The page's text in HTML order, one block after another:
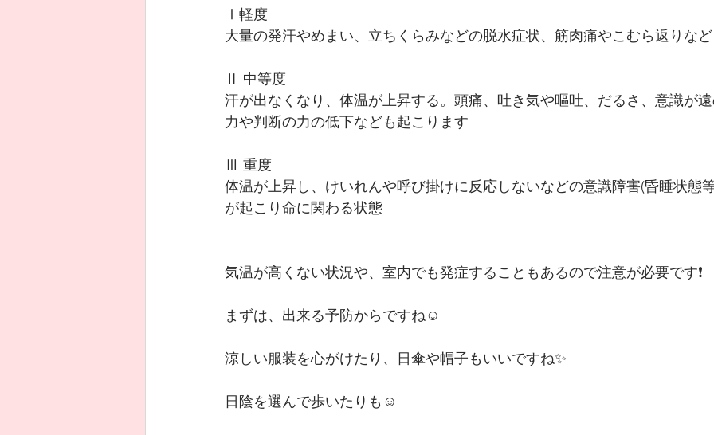
Ⅰ軽度
大量の発汗やめまい、立ちくらみなどの脱水症状、筋肉痛やこむら返りな
Ⅱ 中等度
汗が出なくなり、体温が上昇する。頭痛、吐き気や嘔吐、だるさ、意識が
力や判断の力の低下なども起こります
Ⅲ 重度
体温が上昇し、けいれんや呼び掛けに反応しないなどの意識障害(昏睡状態
が起こり命に関わる状態
気温が高くない状況や、室内でも発症することもあるので注意が必要です❗
まずは、出来る予防からですね☺️
涼しい服装を心がけたり、日傘や帽子もいいですね✨
日陰を選んで歩いたりも️☺️